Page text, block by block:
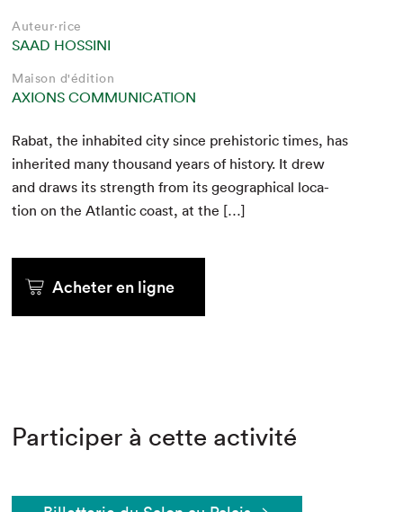
Auteur·rice
SAAD HOSSINI
Maison d'édition
AXIONS COMMUNICATION
Rabat, the inhab­it­ed city since pre­his­toric times, has
inher­it­ed many thou­sand years of his­to­ry. It drew
and draws its strength from its geo­graph­i­cal loca­
tion on the Atlantic coast, at the […]
Acheter en ligne
Participer à cette activité